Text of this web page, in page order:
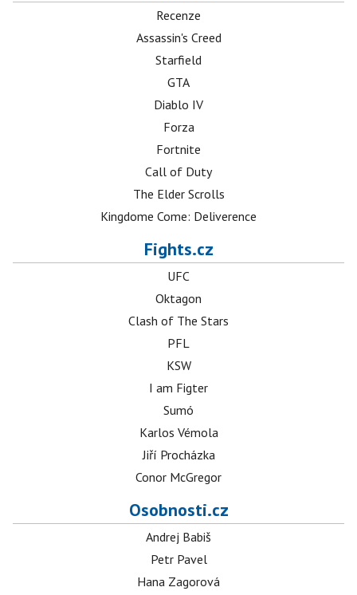
Recenze
Assassin's Creed
Starfield
GTA
Diablo IV
Forza
Fortnite
Call of Duty
The Elder Scrolls
Kingdome Come: Deliverence
Fights.cz
UFC
Oktagon
Clash of The Stars
PFL
KSW
I am Figter
Sumó
Karlos Vémola
Jiří Procházka
Conor McGregor
Osobnosti.cz
Andrej Babiš
Petr Pavel
Hana Zagorová